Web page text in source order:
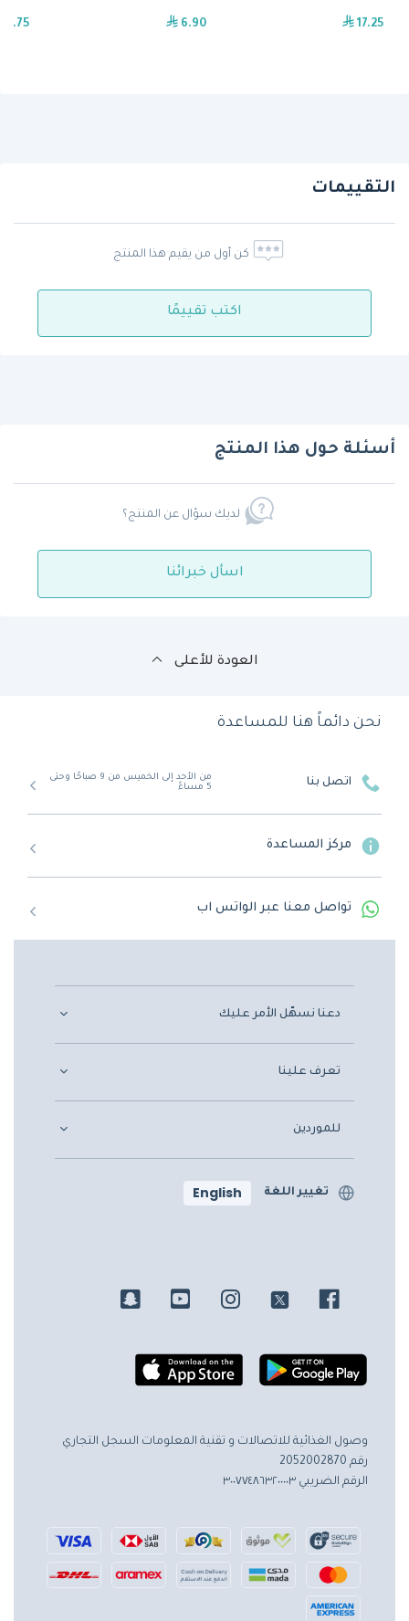
17.25
6.90
5.75
التقييمات
كن أول من يقيم هذا المنتج
اكتب تقييمًا
أسئلة حول هذا المنتج
لديك سؤال عن المنتج؟
اسأل خبرائنا
العودة للأعلى
نحن دائماً هنا للمساعدة
اتصل بنا
من الأحد إلى الخميس من 9 صباحًا وحتى
5 مساءً
مركز المساعدة
تواصل معنا عبر الواتس اب
دعنا نسهّل الأمر عليك
تعرف علينا
للموردين
تغيير اللغة English
وصول الغذائية للاتصالات و تقنية المعلومات السجل التجاري
رقم 2052002870
الرقم الضريبي ٣٠٠٧٧٤٨٦٣٢٠٠٠٠٣